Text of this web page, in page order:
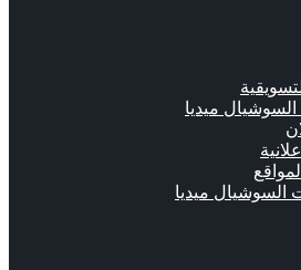
ميديا
السوشيال ميديا